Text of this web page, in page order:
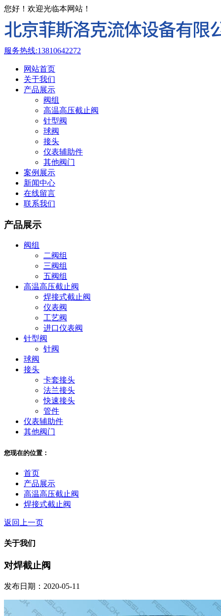
您好！欢迎光临本网站！
服务热线:13810642272
网站首页
关于我们
产品展示
阀组
高温高压截止阀
针型阀
球阀
接头
仪表辅助件
其他阀门
案例展示
新闻中心
在线留言
联系我们
产品展示
阀组
二阀组
三阀组
五阀组
高温高压截止阀
焊接式截止阀
仪表阀
工艺阀
进口仪表阀
针型阀
针阀
球阀
接头
卡套接头
法兰接头
快速接头
管件
仪表辅助件
其他阀门
您现在的位置：
首页
产品展示
高温高压截止阀
焊接式截止阀
返回上一页
关于我们
对焊截止阀
发布日期：2020-05-11